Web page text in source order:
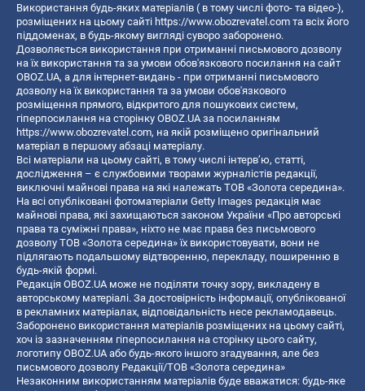
Використання будь-яких матеріалів ( в тому числі фото- та відео-),
розміщених на цьому сайті https://www.obozrevatel.com та всіх його
піддоменах, в будь-якому вигляді суворо заборонено.
Дозволяється використання при отриманні письмового дозволу
на їх використання та за умови обов'язкового посилання на сайт
OBOZ.UA, а для інтернет-видань - при отриманні письмового
дозволу на їх використання та за умови обов'язкового
розміщення прямого, відкритого для пошукових систем,
гіперпосилання на сторінку OBOZ.UA за посиланням
https://www.obozrevatel.com, на якій розміщено оригінальний
матеріал в першому абзаці матеріалу.
Всі матеріали на цьому сайті, в тому числі інтерв’ю, статті,
дослідження – є службовими творами журналістів редакції,
виключні майнові права на які належать ТОВ «Золота середина».
На всі опубліковані фотоматеріали Getty Images редакція має
майнові права, які захищаються законом України «Про авторські
права та суміжні права», ніхто не має права без письмового
дозволу ТОВ «Золота середина» їх використовувати, вони не
підлягають подальшому відтворенню, перекладу, поширенню в
будь-якій формі.
Редакція OBOZ.UA може не поділяти точку зору, викладену в
авторському матеріалі. За достовірність інформації, опублікованої
в рекламних матеріалах, відповідальність несе рекламодавець.
Заборонено використання матеріалів розміщених на цьому сайті,
хоч із зазначенням гіперпосилання на сторінку цього сайту,
логотипу OBOZ.UA або будь-якого іншого згадування, але без
письмового дозволу Редакції/ТОВ «Золота середина»
Незаконним використанням матеріалів буде вважатися: будь-яке